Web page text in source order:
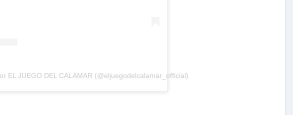
EL JUEGO DEL CALAMAR (@eljuegodelcalamar_official)